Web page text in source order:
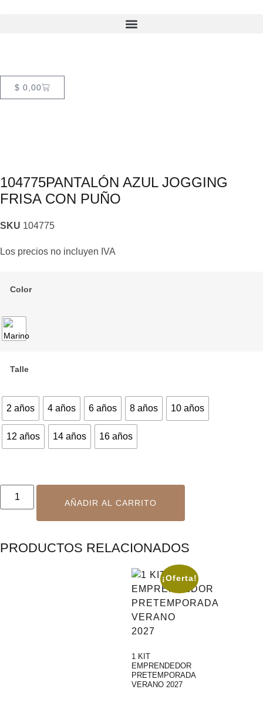
$ 0,00
104775PANTALÓN AZUL JOGGING
FRISA CON PUÑO
SKU 104775
Los precios no incluyen IVA
Color
Talle
2 años 4 años 6 años 8 años 10 años
12 años 14 años 16 años
AÑADIR AL CARRITO
PRODUCTOS RELACIONADOS
¡Oferta!
1 KIT
EMPRENDEDOR
PRETEMPORADA
VERANO 2027